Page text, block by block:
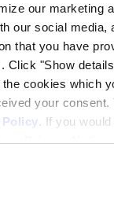
our marketing
our social
that you have
"Show
cookies which
your
Policy. If you
ourPrivacy Notice